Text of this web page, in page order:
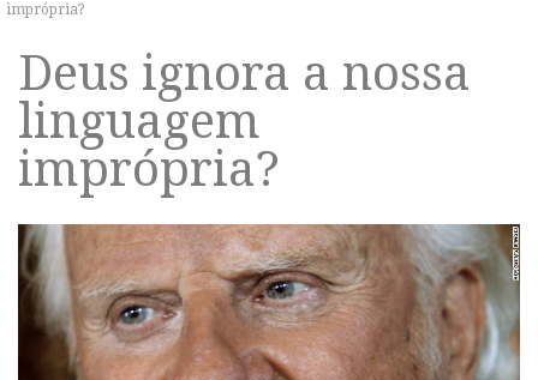
imprópria?
Deus ignora a nossa
linguagem
imprópria?